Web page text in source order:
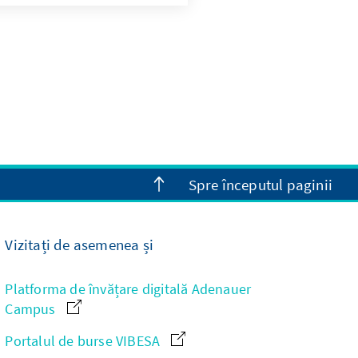
Spre începutul paginii
Vizitați de asemenea și
Platforma de învățare digitală Adenauer
Campus
Portalul de burse VIBESA